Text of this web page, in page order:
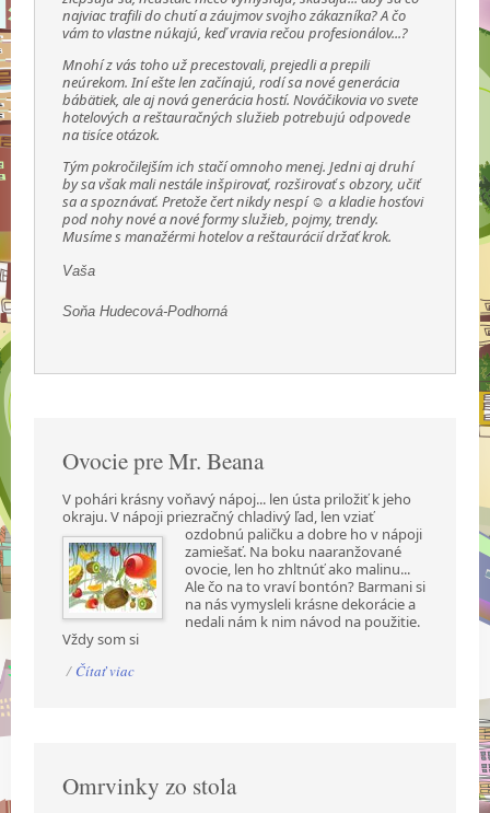
najviac trafili do chutí a záujmov svojho zákazníka? A čo
vám to vlastne núkajú, keď vravia rečou profesionálov...?
Mnohí z vás toho už precestovali, prejedli a prepili
neúrekom. Iní ešte len začínajú, rodí sa nové generácia
bábätiek, ale aj nová generácia hostí. Nováčikovia vo svete
hotelových a reštauračných služieb potrebujú odpovede
na tisíce otázok.
Tým pokročilejším ich stačí omnoho menej. Jedni aj druhí
by sa však mali nestále inšpirovať, rozširovať s obzory, učiť
sa a spoznávať. Pretože čert nikdy nespí ☺ a kladie hosťovi
pod nohy nové a nové formy služieb, pojmy, trendy.
Musíme s manažérmi hotelov a reštaurácií držať krok.
Vaša
Soňa Hudecová-Podhorná
Ovocie pre Mr. Beana
V pohári krásny voňavý nápoj... len ústa priložiť k jeho
okraju. V nápoji priezračný chladivý ľad, len vziať
ozdobnú paličku a dobre ho v nápoji
zamiešať. Na boku naaranžované
ovocie, len ho zhltnúť ako malinu...
Ale čo na to vraví bontón? Barmani si
na nás vymysleli krásne dekorácie a
nedali nám k nim návod na použitie.
Vždy som si
/ Čítať viac
Omrvinky zo stola